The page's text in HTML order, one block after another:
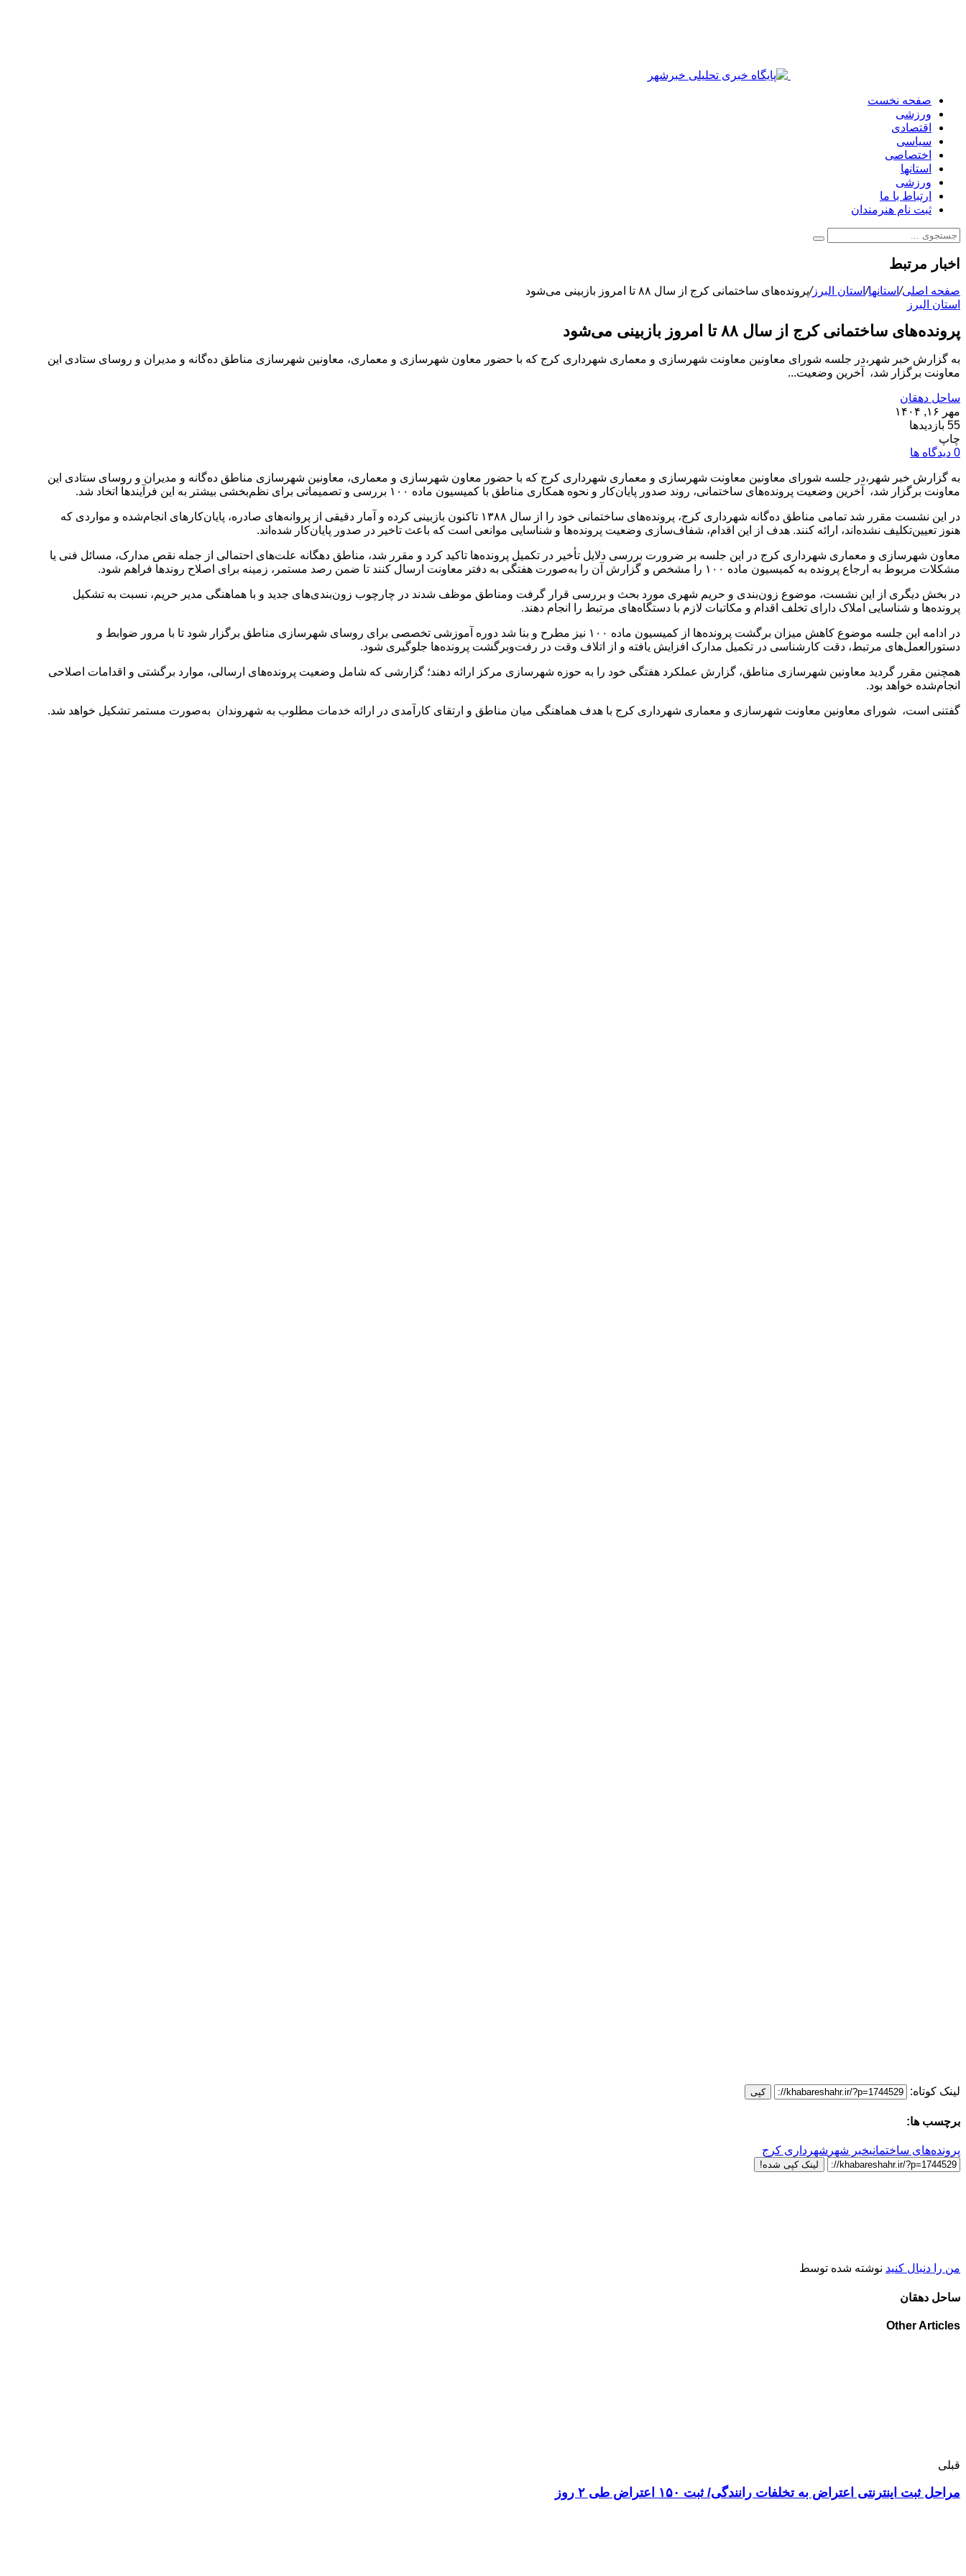
صفحه نخست
ورزشی
اقتصادی
سیاسی
اختصاصی
استانها
ورزشی
ارتباط با ما
ثبت نام هنرمندان
اخبار مرتبط
صفحه اصلی/استانها/استان البرز/پرونده‌های ساختمانی کرج از سال ۸۸ تا امروز بازبینی می‌شود
استان البرز
پرونده‌های ساختمانی کرج از سال ۸۸ تا امروز بازبینی می‌شود
به گزارش خبر شهر،در جلسه شورای معاونین معاونت شهرسازی و معماری شهرداری کرج که با حضور معاون شهرسازی و معماری، معاونین شهرسازی مناطق ده‌گانه و مدیران و روسای ستادی این
معاونت برگزار شد، آخرین وضعیت...
ساحل دهقان
مهر ۱۶, ۱۴۰۴
55 بازدیدها
چاپ
0 دیدگاه ها
به گزارش خبر شهر،در جلسه شورای معاونین معاونت شهرسازی و معماری شهرداری کرج که با حضور معاون شهرسازی و معماری، معاونین شهرسازی مناطق ده‌گانه و مدیران و روسای ستادی این
معاونت برگزار شد، آخرین وضعیت پرونده‌های ساختمانی، روند صدور پایان‌کار و نحوه همکاری مناطق با کمیسیون ماده ۱۰۰ بررسی و تصمیماتی برای نظم‌بخشی بیشتر به این فرآیندها اتخاد شد.
در این نشست مقرر شد تمامی مناطق ده‌گانه شهرداری کرج، پرونده‌های ساختمانی خود را از سال ۱۳۸۸ تاکنون بازبینی کرده و آمار دقیقی از پروانه‌های صادره، پایان‌کارهای انجام‌شده و مواردی که
هنوز تعیین‌تکلیف نشده‌اند، ارائه کنند. هدف از این اقدام، شفاف‌سازی وضعیت پرونده‌ها و شناسایی موانعی است که باعث تاخیر در صدور پایان‌کار شده‌اند.
معاون شهرسازی و معماری شهرداری کرج در این جلسه بر ضرورت بررسی دلایل تأخیر در تکمیل پرونده‌ها تاکید کرد و مقرر شد، مناطق دهگانه علت‌های احتمالی از جمله نقص مدارک، مسائل فنی یا
مشکلات مربوط به ارجاع پرونده به کمیسیون ماده ۱۰۰ را مشخص و گزارش آن را به‌صورت هفتگی به دفتر معاونت ارسال کنند تا ضمن رصد مستمر، زمینه برای اصلاح روندها فراهم شود.
در بخش دیگری از این نشست، موضوع زون‌بندی و حریم شهری مورد بحث و بررسی قرار گرفت ومناطق موظف شدند در چارچوب زون‌بندی‌های جدید و با هماهنگی مدیر حریم، نسبت به تشکیل
پرونده‌ها و شناسایی املاک دارای تخلف اقدام و مکاتبات لازم با دستگاه‌های مرتبط را انجام دهند.
در ادامه این جلسه موضوع کاهش میزان برگشت پرونده‌ها از کمیسیون ماده ۱۰۰ نیز مطرح و بنا شد دوره آموزشی تخصصی برای روسای شهرسازی مناطق برگزار شود تا با مرور ضوابط و
دستورالعمل‌های مرتبط، دقت کارشناسی در تکمیل مدارک افزایش یافته و از اتلاف وقت در رفت‌وبرگشت پرونده‌ها جلوگیری شود.
همچنین مقرر گردید معاونین شهرسازی مناطق، گزارش عملکرد هفتگی خود را به حوزه شهرسازی مرکز ارائه دهند؛ گزارشی که شامل وضعیت پرونده‌های ارسالی، موارد برگشتی و اقدامات اصلاحی
انجام‌شده خواهد بود.
گفتنی است، شورای معاونین معاونت شهرسازی و معماری شهرداری کرج با هدف هماهنگی میان مناطق و ارتقای کارآمدی در ارائه خدمات مطلوب به شهروندان به‌صورت مستمر تشکیل خواهد شد.
لینک کوتاه: کپی
برچسب ها:
پرونده‌های ساختمانیخبر شهر شهرداری کرج
لینک کپی شده!
من را دنبال کنید نوشته شده توسط
ساحل دهقان
Other Articles
قبلی
مراحل ثبت اینترنتی اعتراض به تخلفات رانندگی/ ثبت ۱۵۰ اعتراض طی ۲ روز